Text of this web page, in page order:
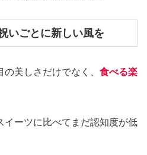
いごとに新しい風を
の美しさだけでなく、 食べる楽
イーツに比べてまだ認知度が低